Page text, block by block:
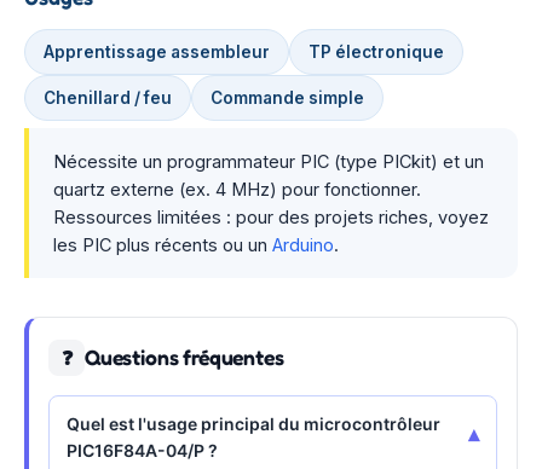
Apprentissage assembleur TP électronique
Chenillard / feu Commande simple
Nécessite un programmateur PIC (type PICkit) et un
quartz externe (ex. 4 MHz) pour fonctionner.
Ressources limitées : pour des projets riches, voyez
les PIC plus récents ou un Arduino.
❓ Questions fréquentes
Quel est l'usage principal du microcontrôleur
PIC16F84A-04/P ?
▾